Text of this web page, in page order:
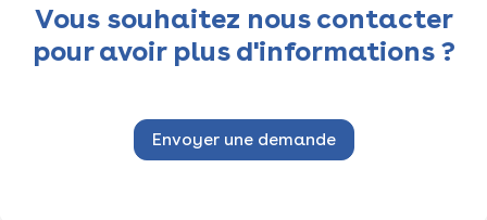
Vous souhaitez nous contacter
pour avoir plus d'informations ?
Envoyer une demande